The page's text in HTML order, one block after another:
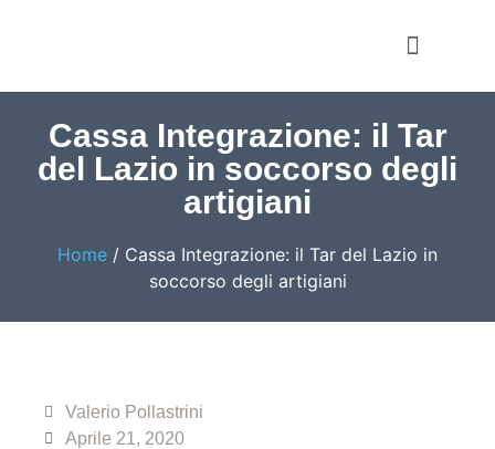
Cassa Integrazione: il Tar
del Lazio in soccorso degli
artigiani
Home / Cassa Integrazione: il Tar del Lazio in
soccorso degli artigiani
Valerio Pollastrini
Aprile 21, 2020